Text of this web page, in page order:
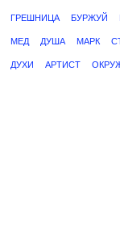
ГРЕШНИЦА БУРЖУЙ
МЕД ДУША МАРК
ДУХИ АРТИСТ